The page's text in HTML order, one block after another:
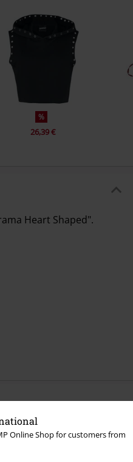
Online Shop for customers from
%
26,39 €
Heart Shaped".